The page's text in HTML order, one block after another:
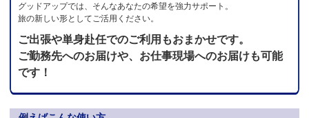
グッドアップでは、そんなあなたの希望を強力サポート。
旅の新しい形としてご活用ください。
ご出張や単身赴任でのご利用もおまかせです。
ご勤務先へのお届けや、お仕事現場へのお届けも可能
です！